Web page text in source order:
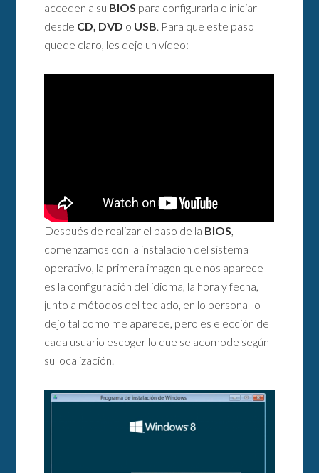
acceden a su BIOS para configurarla e iniciar
desde CD, DVD o USB. Para que este paso
quede claro, les dejo un vídeo:
Después de realizar el paso de la BIOS
comenzamos con la instalacion del sistema
operativo, la primera imagen que nos aparece
es la configuración del idioma, la hora y fecha,
junto a métodos del teclado, en lo personal lo
dejo tal como me aparece, pero es elección de
cada usuario escoger lo que se acomode según
su localización.